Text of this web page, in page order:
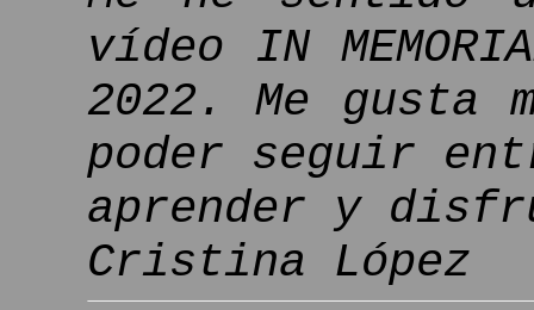
vídeo IN
2022. Me gusta
poder seguir
aprender y
Cristina López